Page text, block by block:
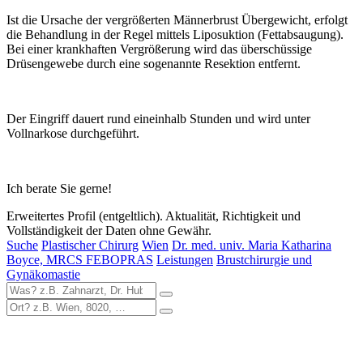
Ist die Ursache der vergrößerten Männerbrust Übergewicht, erfolgt
die Behandlung in der Regel mittels Liposuktion (Fettabsaugung).
Bei einer krankhaften Vergrößerung wird das überschüssige
Drüsengewebe durch eine sogenannte Resektion entfernt.
Der Eingriff dauert rund eineinhalb Stunden und wird unter
Vollnarkose durchgeführt.
Ich berate Sie gerne!
Erweitertes Profil (entgeltlich). Aktualität, Richtigkeit und
Vollständigkeit der Daten ohne Gewähr.
Suche Plastischer Chirurg Wien Dr. med. univ. Maria Katharina
Boyce, MRCS FEBOPRAS Leistungen Brustchirurgie und
Gynäkomastie